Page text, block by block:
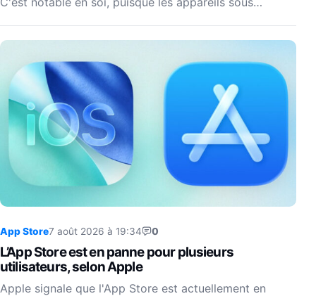
App Store7 août 2026 à 19:34 0
L’App Store est en panne pour plusieurs
utilisateurs, selon Apple
Apple signale que l'App Store est actuellement en